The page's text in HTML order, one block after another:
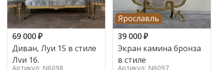
69 000₽
Диван, Луи 15 в стиле
Луи 16,
Артикул: N6098
Ярославль
39 000₽
Экран камина бронза
в стиле
Артикул: N6097